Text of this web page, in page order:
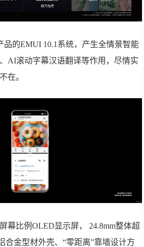
的EMUI 10.1系统，产生全情景智能
AI滚动字幕汉语翻译等作用，尽情实
在。
比例OLED显示屏， 24.8mm整体超
合金型材外壳、“零距离”靠墙设计方